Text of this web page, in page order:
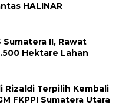
HALINAR
Sumatera II, Rawat
Hektare Lahan
Rizaldi Terpilih Kembali
FKPPI Sumatera Utara